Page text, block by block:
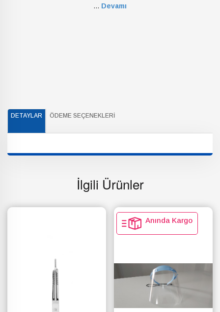
... Devamı
DETAYLAR ÖDEME SEÇENEKLERI
İlgili Ürünler
Anında Kargo